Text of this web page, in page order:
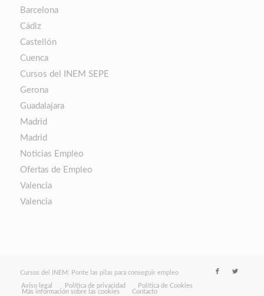
Barcelona
Cádiz
Castellón
Cuenca
Cursos del INEM SEPE
Gerona
Guadalajara
Madrid
Madrid
Noticias Empleo
Ofertas de Empleo
Valencia
Valencia
Cursos del INEM: Ponte las pilas para conseguir empleo
Aviso legal
Política de privacidad
Política de Cookies
Más información sobre las cookies
Contacto